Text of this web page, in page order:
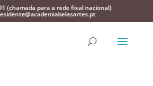
(chamada para a rede fixal nacional)